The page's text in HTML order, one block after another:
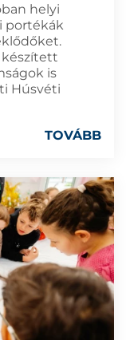
helyi
portékák
készített
is
Húsvéti
TOVÁBB